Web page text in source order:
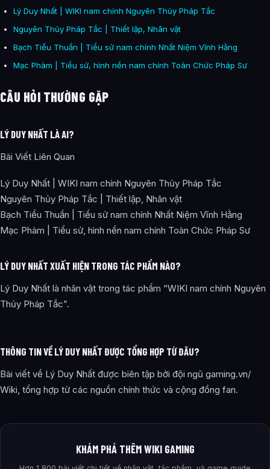
Lý Duy Nhất | WIKI nam chính Nguyên Thủy Pháp Tắc
Nguyên Thủy Pháp Tắc | Thiết lập, Nhân vật
Bạch Tiểu Thuần | Tiểu sử nam chính Nhất Niệm Vĩnh Hằng
Mạc Phàm | Tiểu sử, hình nền nam chính Toàn Chức Pháp Sư
CÂU HỎI THƯỜNG GẶP
LÝ DUY NHẤT LÀ AI?
Bài Viết Liên Quan
Lý Duy Nhất | WIKI nam chính Nguyên Thủy Pháp Tắc
Nguyên Thủy Pháp Tắc | Thiết lập, Nhân vật
Bạch Tiểu Thuần | Tiểu sử nam chính Nhất Niệm Vĩnh Hằng
Mạc Phàm | Tiểu sử, hình nền nam chính Toàn Chức Pháp Sư
LÝ DUY NHẤT XUẤT HIỆN TRONG TÁC PHẨM NÀO?
Lý Duy Nhất là nhân vật trong tác phẩm “WIKI nam chính Nguyên
Thủy Pháp Tắc”.
THÔNG TIN VỀ LÝ DUY NHẤT ĐƯỢC TỔNG HỢP TỪ ĐÂU?
Bài viết về Lý Duy Nhất được biên tập bởi đội ngũ gaming.vn/
Wiki, tổng hợp từ các nguồn chính thức và cộng đồng fan.
KHÁM PHÁ THÊM WIKI GAMING